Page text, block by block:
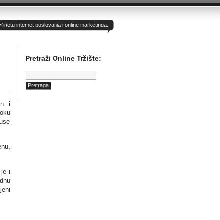
internet poslovanja i online marketinga.
i
je i
Pretraži Online Tržište:
Pretraga: